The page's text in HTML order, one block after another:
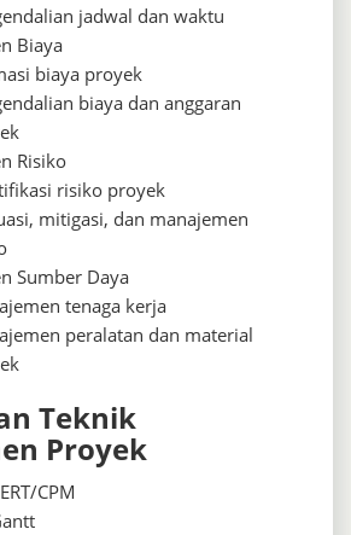
jadwal dan waktu
Biaya
biaya proyek
biaya dan anggaran
Risiko
risiko proyek
mitigasi, dan manajemen
Sumber Daya
tenaga kerja
peralatan dan material
Teknik
Proyek
CPM